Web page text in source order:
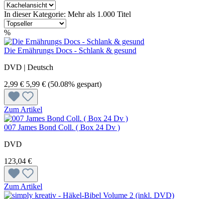
In dieser Kategorie: Mehr als 1.000 Titel
%
Die Ernährungs Docs - Schlank & gesund
DVD | Deutsch
2,99 € 5,99 € (50.08% gespart)
Zum Artikel
007 James Bond Coll. ( Box 24 Dv )
DVD
123,04 €
Zum Artikel